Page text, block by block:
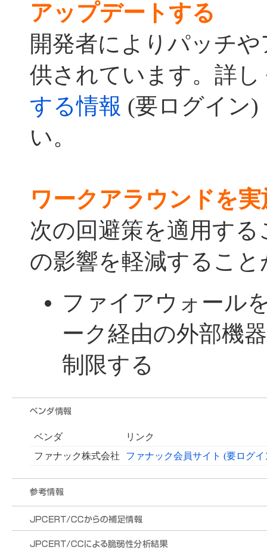
アップデートする
開発者によりパッチ
供されています。詳し
する情報 (要ログイン)
い。
ワークアラウンドを
次の回避策を適用す
の影響を軽減するこ
ファイアウォール
ーク経由の外部機
制限する
ベンダ
リンク
ファナック株式会社
ファナック会員サイト (要ログイ